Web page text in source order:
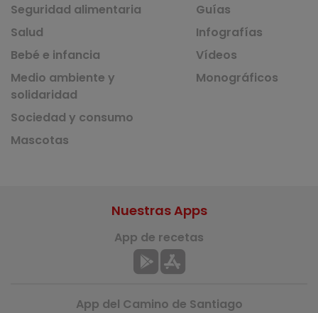
Seguridad alimentaria
Salud
Bebé e infancia
Medio ambiente y
solidaridad
Sociedad y consumo
Mascotas
Guías
Infografías
Vídeos
Monográficos
Nuestras Apps
App de recetas
App del Camino de Santiago